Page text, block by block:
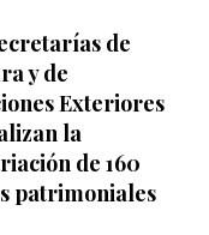
de
y de
Exteriores
la
de 160
patrimoniales